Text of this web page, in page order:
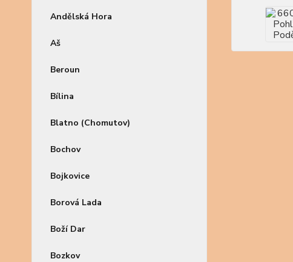
Andělská Hora
Aš
Beroun
Bílina
Blatno (Chomutov)
Bochov
Bojkovice
Borová Lada
Boží Dar
Bozkov